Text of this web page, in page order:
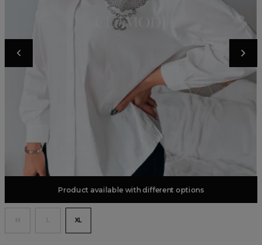
Add to basket
Product available with different options
M L XL